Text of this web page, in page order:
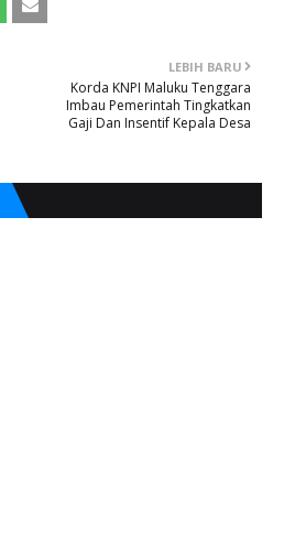
LEBIH BARU
Korda KNPI Maluku Tenggara
Imbau Pemerintah Tingkatkan
Gaji Dan Insentif Kepala Desa